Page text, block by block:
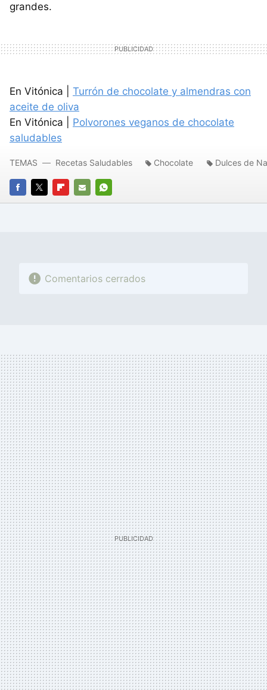
grandes.
En Vitónica | Turrón de chocolate y almendras con
aceite de oliva
En Vitónica | Polvorones veganos de chocolate
saludables
FACEBOOK
TWITTERFLIPBOARD
E-
WHATSAPP
TEMAS Recetas Saludables Chocolate Dulces de
Comentarios cerrados